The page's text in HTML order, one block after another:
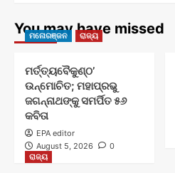
You may have missed
ମନୋରଞ୍ଜନ ରାଜ୍ୟ
ମର୍ତ୍ତ୍ୟବୈକୁଣ୍ଠ’
ଉନ୍ମୋଚିତ; ମହାପ୍ରଭୁ
ଜଗନ୍ନାଥଙ୍କୁ ସମର୍ପିତ ୫୬
କବିତା
EPA editor
August 5, 2026
0
ରାଜ୍ୟ